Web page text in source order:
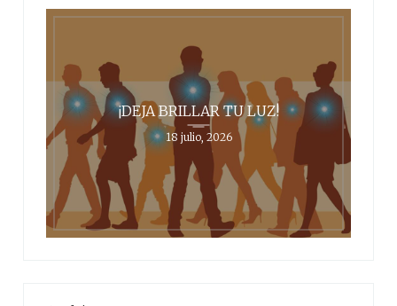
¡DEJA BRILLAR TU LUZ!
18 julio, 2026